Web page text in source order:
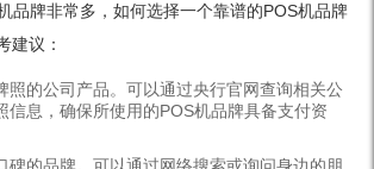
品牌非常多，如何选择一个靠谱的POS机品牌
建议：
照的公司产品。可以通过央行官网查询相关公
信息，确保所使用的POS机品牌具备支付资